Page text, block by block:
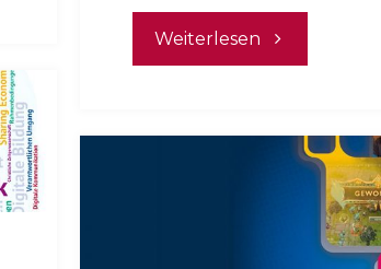
Weiterlesen
was